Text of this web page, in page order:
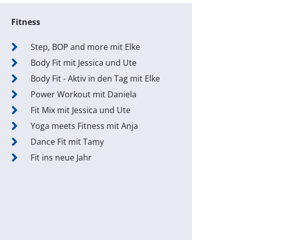
Fitness
Step, BOP and more mit Elke
Body Fit mit Jessica und Ute
Body Fit - Aktiv in den Tag mit Elke
Power Workout mit Daniela
Fit Mix mit Jessica und Ute
Yoga meets Fitness mit Anja
Dance Fit mit Tamy
Fit ins neue Jahr